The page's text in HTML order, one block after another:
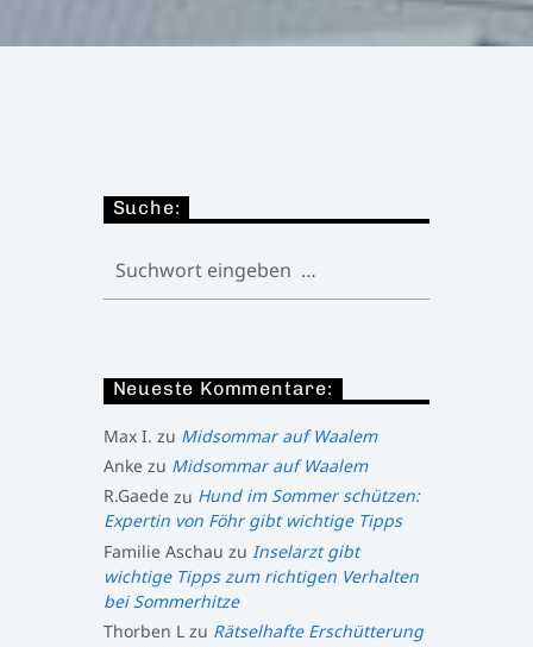
Suche:
Neueste Kommentare:
Max I. zu Midsommar auf Waalem
Ankezu Midsommar auf Waalem
R.Gaedezu Hund im Sommer schützen:
Expertin von Föhr gibt wichtige Tipps
Familie Aschau zu Inselarzt gibt
wichtige Tipps zum richtigen Verhalten
bei Sommerhitze
Thorben Lzu Rätselhafte Erschütterung